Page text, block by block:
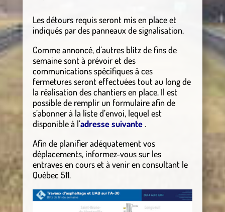
Les détours requis seront mis en place et
indiqués par des panneaux de signalisation.
Comme annoncé, d’autres blitz de fins de
semaine sont à prévoir et des
communications spécifiques à ces
fermetures seront effectuées tout au long de
la réalisation des chantiers en place. Il est
possible de remplir un formulaire afin de
s’abonner à la liste d’envoi, lequel est
disponible à l’adresse suivante.
Afin de planifier adéquatement vos
déplacements, informez-vous sur les
entraves en cours et à venir en consultant le
Québec 511.